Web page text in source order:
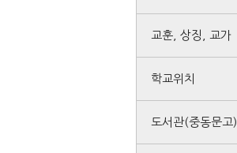
교훈, 상징, 교가
학교위치
도서관(중동문고)